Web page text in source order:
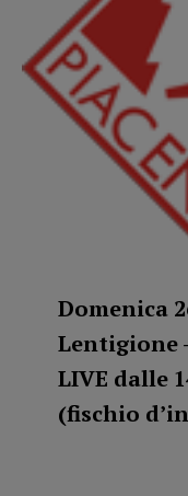
Domenica
Lentigione
LIVE dalle
(fischio